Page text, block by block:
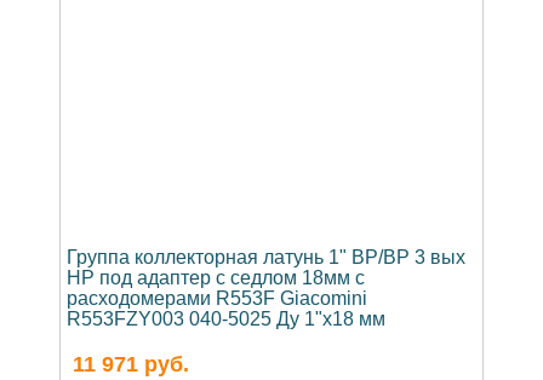
Группа коллекторная латунь 1" ВР/ВР 3 вых
НР под адаптер с седлом 18мм с
расходомерами R553F Giacomini
R553FZY003 040-5025 Ду 1"х18 мм
11 971 руб.